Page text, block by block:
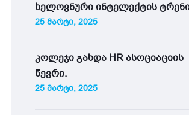
ხელოვნური ინტელექტის
25 მარტი, 2025
კოლეჯი გახდა HR ასოციაციის
წევრი.
25 მარტი, 2025